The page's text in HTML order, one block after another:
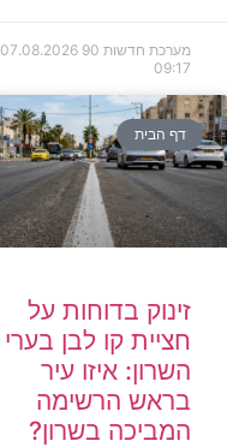
מערכת חדשות 90
07.08.2026
09:17
דף הבית
זינוק בדוחות על
חציית קו לבן בערי
השרון: איזו עיר
בראש הרשימה
המביכה בשרון?